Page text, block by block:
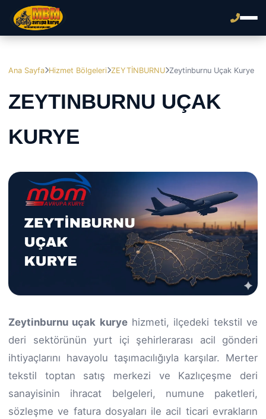
Ana Sayfa Hizmet Bölgeleri ZEYTİNBURNU Zeytinburnu Uçak Kurye
ZEYTINBURNU UÇAK
KURYE
Zeytinburnu uçak kuryehizmeti, ilçedeki tekstil ve
deri sektörünün yurt içi şehirlerarası acil gönderi
ihtiyaçlarını havayolu taşımacılığıyla karşılar. Merter
tekstil toptan satış merkezi ve Kazlıçeşme deri
sanayisinin ihracat belgeleri, numune paketleri,
sözleşme ve fatura dosyaları ile acil ticari evrakların